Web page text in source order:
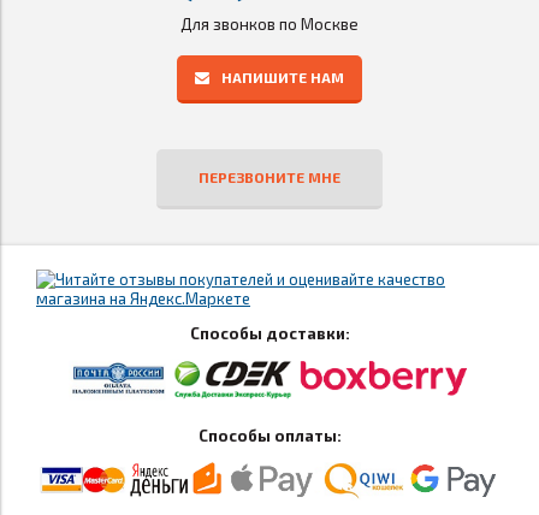
Для звонков по Москве
НАПИШИТЕ НАМ
ПЕРЕЗВОНИТЕ МНЕ
Способы доставки:
Способы оплаты: